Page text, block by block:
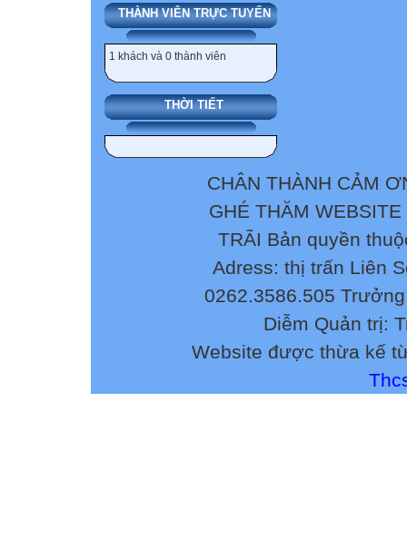
THÀNH VIÊN TRỰC TUYẾN
1 khách và 0 thành viên
THỜI TIẾT
CHÂN THÀNH CẢM
GHÉ THĂM
TRÃI Bản quyền
Adress: thị trấn Liên
0262.3586.505
Diễm Quản trị:
Website được thừa kế